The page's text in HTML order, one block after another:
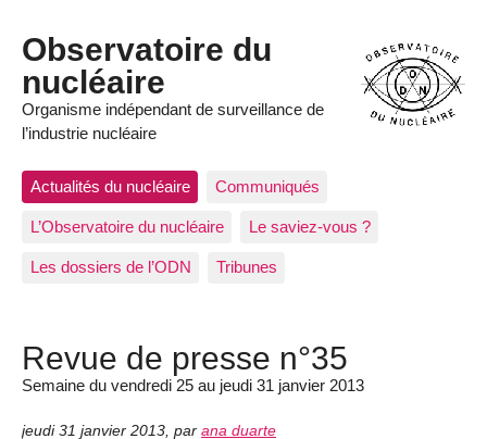
Observatoire du
nucléaire
Organisme indépendant de surveillance de
l’industrie nucléaire
Actualités du nucléaire Communiqués
L’Observatoire du nucléaire Le saviez-vous ?
Les dossiers de l’ODN Tribunes
Revue de presse n°35
Semaine du vendredi 25 au jeudi 31 janvier 2013
jeudi 31 janvier 2013 par ana duarte